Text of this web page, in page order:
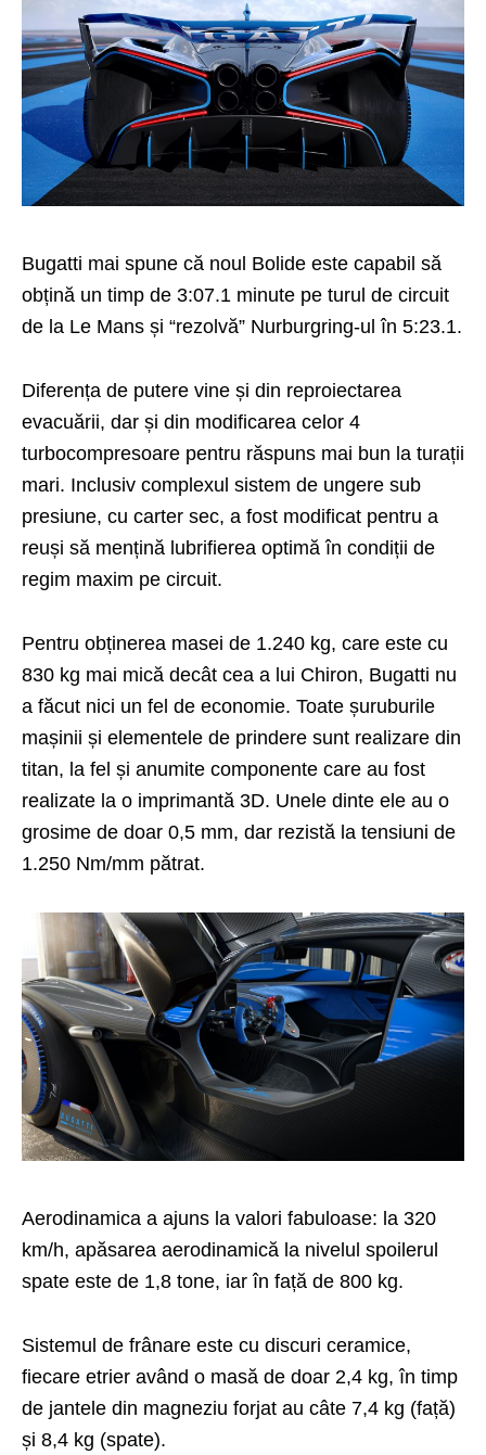
Bugatti mai spune că noul Bolide este capabil să
obțină un timp de 3:07.1 minute pe turul de circuit
de la Le Mans și “rezolvă” Nurburgring-ul în 5:23.1.
Diferența de putere vine și din reproiectarea
evacuării, dar și din modificarea celor 4
turbocompresoare pentru răspuns mai bun la turații
mari. Inclusiv complexul sistem de ungere sub
presiune, cu carter sec, a fost modificat pentru a
reuși să mențină lubrifierea optimă în condiții de
regim maxim pe circuit.
Pentru obținerea masei de 1.240 kg, care este cu
830 kg mai mică decât cea a lui Chiron, Bugatti nu
a făcut nici un fel de economie. Toate șuruburile
mașinii și elementele de prindere sunt realizare din
titan, la fel și anumite componente care au fost
realizate la o imprimantă 3D. Unele dinte ele au o
grosime de doar 0,5 mm, dar rezistă la tensiuni de
1.250 Nm/mm pătrat.
Aerodinamica a ajuns la valori fabuloase: la 320
km/h, apăsarea aerodinamică la nivelul spoilerul
spate este de 1,8 tone, iar în față de 800 kg.
Sistemul de frânare este cu discuri ceramice,
fiecare etrier având o masă de doar 2,4 kg, în timp
de jantele din magneziu forjat au câte 7,4 kg (față)
și 8,4 kg (spate).